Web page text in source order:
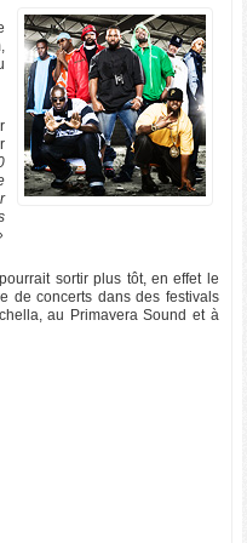
sortir plus tôt, en effet le
de concerts dans des festivals
au Primavera Sound et à